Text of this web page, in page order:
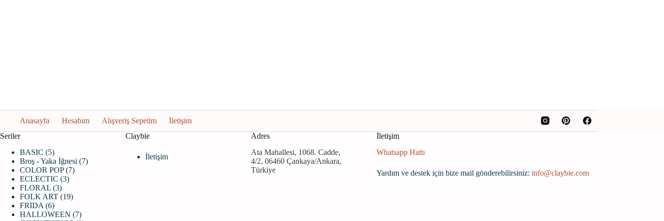
Anasayfa Hesabım Alışveriş Sepetim
İletişim
Seriler
BASIC
55
ürün
Broş - Yaka İğnesi 77
COLOR POP 77
ECLECTIC 33
FLORAL 33
ürün
FOLK ART 1919
FRIDA 66
ürün
HALLOWEEN 77
Claybie
İletişim
Adres
Ata Mahallesi, 1068. Cadde,
4/2, 06460 Çankaya/Ankara,
Türkiye
İletişim
Whatsapp Hattı
Yardım ve destek için bize mail gönderebilirsiniz: info@claybie.com